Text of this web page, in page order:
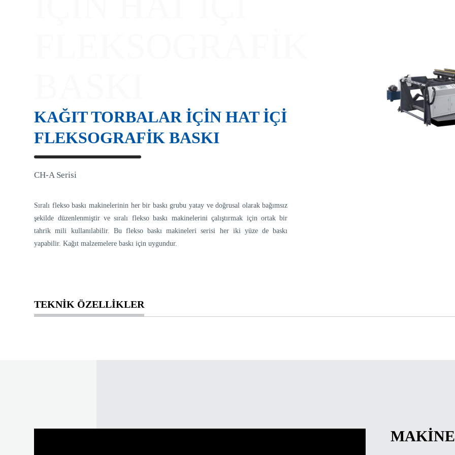
KAĞIT TORBALAR İÇİN HAT İÇİ
FLEKSOGRAFIK BASKI
CH-A Serisi
Sıralı flekso baskı makinelerinin her bir baskı grubu yatay ve doğrusal olarak bağımsız
şekilde düzenlenmiştir ve sıralı flekso baskı makinelerini çalıştırmak için ortak bir
tahrik mili kullanılabilir. Bu flekso baskı makineleri serisi her iki yüze de baskı
yapabilir. Kağıt malzemelere baskı için uygundur.
TEKNİK ÖZELLİKLER